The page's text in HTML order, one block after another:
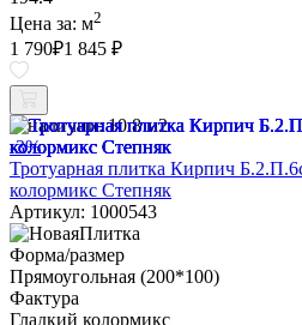
Цена за: м2
1 790₽1 845 ₽
В наличии: 10.8 м2
-3%
Тротуарная плитка Кирпич
колормикс Степняк
Артикул: 1000543
Форма/размер
Прямоугольная (200*100)
Фактура
Гладкий колормикс